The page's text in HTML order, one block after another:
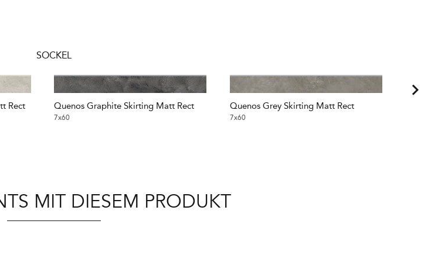
SOCKEL
Rect Quenos Graphite Skirting Matt Rect
7x60
Quenos Grey Skirting Matt Rect
7x60
MIT DIESEM PRODUKT